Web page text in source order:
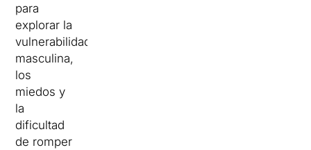
para
explorar la
vulnerabilidad
masculina,
los
miedos y
la
dificultad
de romper